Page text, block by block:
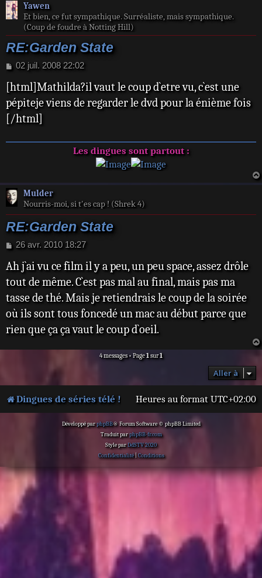
Yawen
Et bien, ce fut sympathique. Surréaliste, mais sympathique.
(Coup de foudre à Notting Hill)
RE:Garden State
M
s
s
a
g
02 juil. 2008 22:02
[html]Mathilda?il vaut le coup d`etre vu, c`est une
pépiteje viens de regarder le dvd pour la énième fois
[/html]
Les dingues sont partout :
Mulder
Nourris-moi, si t'es cap ! (Shrek 4)
RE:Garden State
M
s
a
g
e
26 avr. 2010 18:27
Ah j`ai vu ce film il y a peu, un peu space, assez drôle
tout de même. C`est pas mal au final, mais pas ma
tasse de thé. Mais je retiendrais le coup de la soirée
où ils sont tous foncedé un mac au début parce que
rien que ça ça vaut le coup d`oeil.
4 messages • Page1sur1
Aller à
Dingues de séries télé ! Heures au format UTC+02:00
Développé parphpBB® Forum Software © phpBB Limited
Traduit parphpBB-fr.com
Style parDdSTV 2020
Confidentialité|Conditions